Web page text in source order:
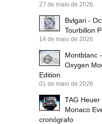
27 de maio de 2026
Bvlgari -
Tourbillon
14 de maio de 2026
Montblanc
Oxygen
Edition
01 de maio de 2026
TAG
Monaco
cronógrafo